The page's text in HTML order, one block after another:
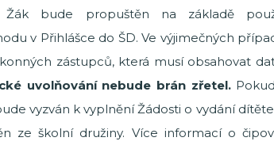
Žák bude propuštěn na základě
v Přihlášce do ŠD. Ve výjimečných
zástupců, která musí obsahovat
uvolňování nebude brán zřetel.
vyzván k vyplnění Žádosti o vydání
ze školní družiny. Více informací o